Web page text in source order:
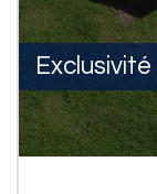
Exclusivité